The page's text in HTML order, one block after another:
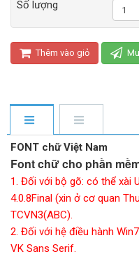
Số lượng
Thêm vào giỏ
FONT chữ Việt Nam
Font chữ cho phần
1. Đối với bộ gõ: có thể xài
4.0.8Final (xin ở cơ quan
TCVN3(ABC).
2. Đối với hệ điều hành
VK Sans Serif.